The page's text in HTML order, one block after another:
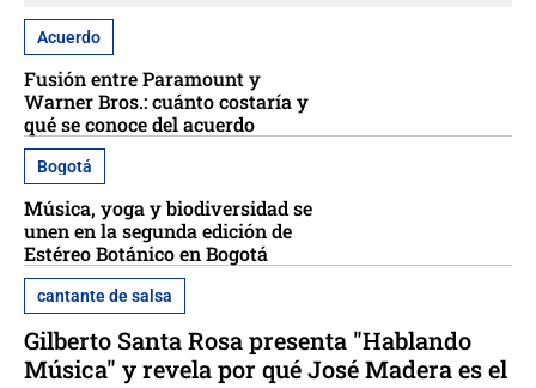
Acuerdo
Fusión entre Paramount y
Warner Bros.: cuánto costaría y
qué se conoce del acuerdo
Bogotá
Música, yoga y biodiversidad se
unen en la segunda edición de
Estéreo Botánico en Bogotá
cantante de salsa
Gilberto Santa Rosa presenta "Hablando
Música" y revela por qué José Madera es el